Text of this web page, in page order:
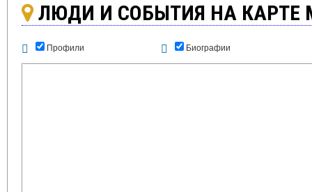
ЛЮДИ И СОБЫТИЯ НА КАРТЕ
Профили Биографии